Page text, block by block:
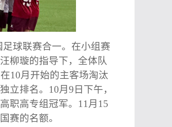
球联赛合一。在小组赛
柳璇的指导下，全体队
10月开始的主客场淘汰
立排名。 10月9日下午，
高职高专组 冠军。 11月15
赛的名额。